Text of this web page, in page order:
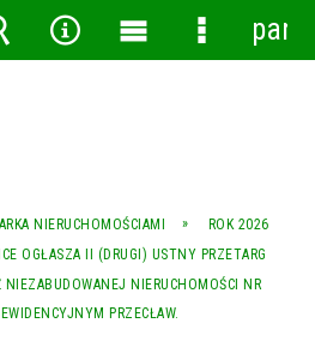
NIERUCHOMOŚCIAMI
ROK 2026
OGŁASZA II (DRUGI) USTNY PRZETARG
NIERUCHOMOŚCI NR
PRZECŁAW.
Narzędzia
MenuMenu